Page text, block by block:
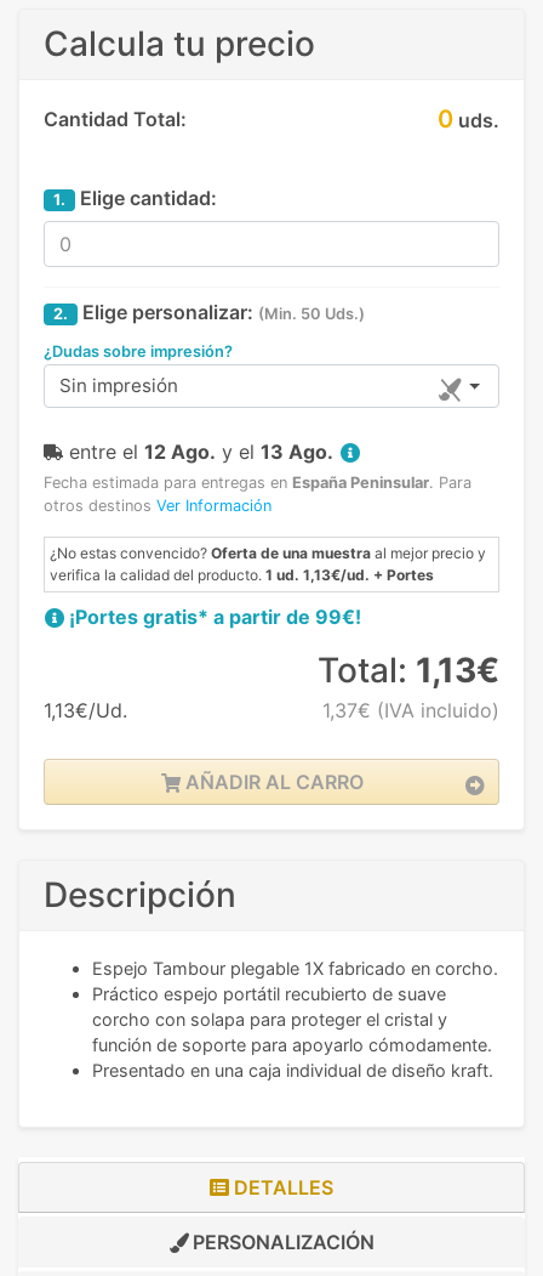
Calcula tu precio
Cantidad Total: 0 uds.
1. Elige cantidad:
2. Elige personalizar: (Min. 50 Uds.)
¿Dudas sobre impresión?
Sin impresión
entre el 12 Ago. y el 13 Ago.
Fecha estimada para entregas en España Peninsular. Para
otros destinos Ver Información
¿No estas convencido? Oferta de una muestra al mejor precio y
verifica la calidad del producto. 1 ud. 1,13€/ud. + Portes
¡Portes gratis* a partir de 99€!
1,13€/Ud.
Total: 1,13€
1,37€ (IVA incluido)
AÑADIR AL CARRO
Descripción
Espejo Tambour plegable 1X fabricado en corcho.
Práctico espejo portátil recubierto de suave
corcho con solapa para proteger el cristal y
función de soporte para apoyarlo cómodamente.
Presentado en una caja individual de diseño kraft.
DETALLES
PERSONALIZACIÓN